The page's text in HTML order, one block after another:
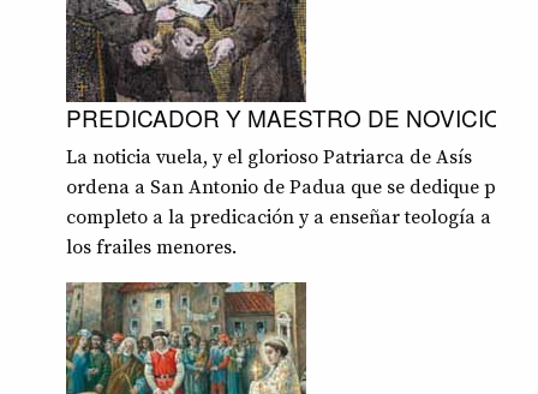
PREDICADOR Y MAESTRO DE NOVICIOS
La noticia vuela, y el glorioso Patriarca de Asís
ordena a San Antonio de Padua que se dedique por
completo a la predicación y a enseñar teología a
los frailes menores.